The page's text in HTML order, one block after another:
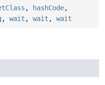
, hashCode,
, wait , wait , wait